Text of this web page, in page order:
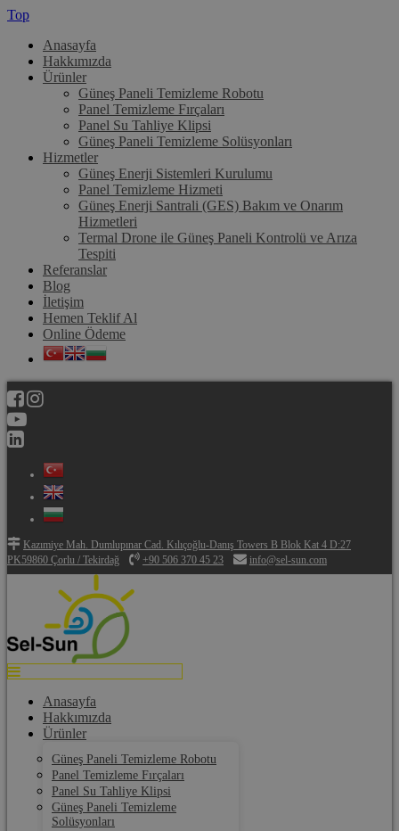
Top
Anasayfa
Hakkımızda
Ürünler
Güneş Paneli Temizleme Robotu
Panel Temizleme Fırçaları
Panel Su Tahliye Klipsi
Güneş Paneli Temizleme Solüsyonları
Hizmetler
Güneş Enerji Sistemleri Kurulumu
Panel Temizleme Hizmeti
Güneş Enerji Santrali (GES) Bakım ve Onarım
Hizmetleri
Termal Drone ile Güneş Paneli Kontrolü ve Arıza
Tespiti
Referanslar
Blog
İletişim
Hemen Teklif Al
Online Ödeme
Kazımiye Mah. Dumlupınar Cad. Kılıçoğlu-Danış Towers B Blok Kat 4 D:27
PK59860 Çorlu / Tekirdağ
+90 506 370 45 23 info@sel-sun.com
Anasayfa
Hakkımızda
Ürünler
Güneş Paneli Temizleme Robotu
Panel Temizleme Fırçaları
Panel Su Tahliye Klipsi
Güneş Paneli Temizleme
Solüsyonları